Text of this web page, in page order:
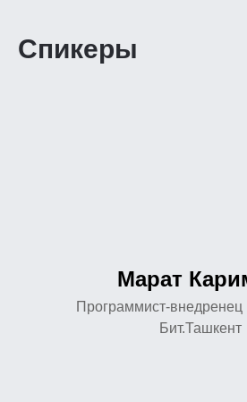
Спикеры
Марат
Программист-
Бит.Ташкент